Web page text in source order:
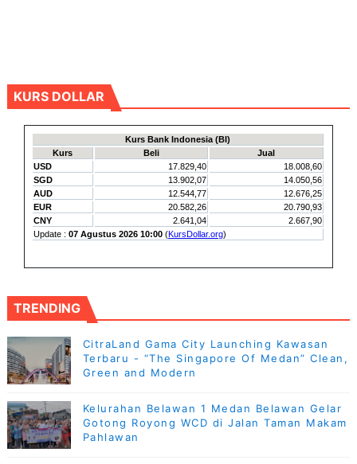
KURS DOLLAR
TRENDING
CitraLand Gama City Launching Kawasan
Terbaru - “The Singapore Of Medan” Clean,
Green and Modern
Kelurahan Belawan 1 Medan Belawan Gelar
Gotong Royong WCD di Jalan Taman Makam
Pahlawan